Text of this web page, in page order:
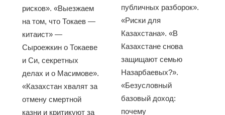
рисков». «Выезжаем
на том, что Токаев —
китаист» —
Сыроежкин о Токаеве
и Си, секретных
делах и о Масимове».
«Казахстан хвалят за
отмену смертной
казни и критикуют за
публичных разборок».
«Риски для
Казахстана». «В
Казахстане снова
защищают семью
Назарбаевых?».
«Безусловный
базовый доход:
почему